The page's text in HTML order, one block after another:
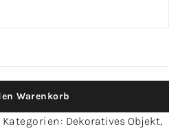
Warenkorb
Kategorien: Dekoratives Objekt,